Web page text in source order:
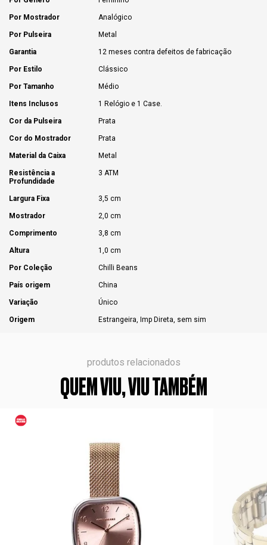
Por Mostrador Analógico
Por Pulseira Metal
Garantia 12 meses contra defeitos de fabricação
Por Estilo Clássico
Por Tamanho Médio
Itens Inclusos 1 Relógio e 1 Case.
Cor da Pulseira Prata
Cor do Mostrador Prata
Material da Caixa Metal
Resistência a
Profundidade
3 ATM
Largura Fixa 3,5 cm
Mostrador 2,0 cm
Comprimento 3,8 cm
Altura 1,0 cm
Por Coleção Chilli Beans
País origem China
Variação Único
Origem Estrangeira, Imp Direta, sem sim
produtos relacionados
QUEM VIU, VIU TAMBÉM